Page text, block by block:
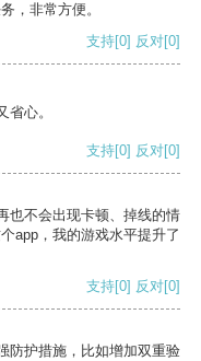
，非常方便。
支持[0] 反对[0]
心。
支持[0] 反对[0]
也不会出现卡顿、掉线的情
app，我的游戏水平提升了
支持[0] 反对[0]
防护措施，比如增加双重验